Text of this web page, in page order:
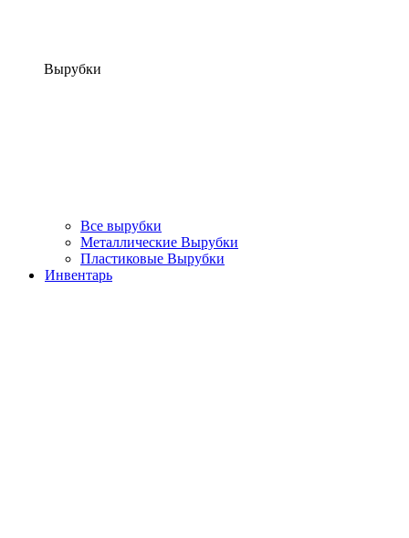
Вырубки
Все вырубки
Металлические Вырубки
Пластиковые Вырубки
Инвентарь